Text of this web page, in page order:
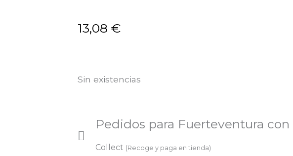
13,08 €
Sin existencias
Pedidos para Fuerteventura con
Collect (Recoge y paga en tienda)